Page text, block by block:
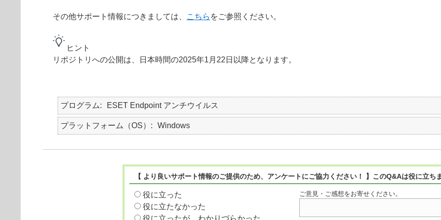
その他サポート情報につきましては、 こちら をご参照ください。
ヒント
リポジトリへの公開は、日本時間の2025年1月22日以降となります。
プログラム ESET Endpoint アンチウイルス
プラットフォーム（OS） Windows
【 より良いサポート情報のご提供のため、アンケートにご協力ください！ 】このQ&Aは役に立ち
役に立った
役に立たなかった
役に立ったが、わかりづらかった
ご意見・ご感想をお寄せください。